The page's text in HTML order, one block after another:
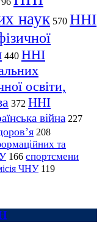
наук 570 ННІ
440 ННІ
освіти,
372 ННІ
війна 227
208
та
166 спортсмени
ЧНУ 119